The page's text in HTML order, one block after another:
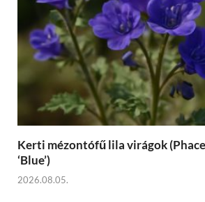
Kerti mézontófű lila virágok
‘Blue’)
2026.08.05.